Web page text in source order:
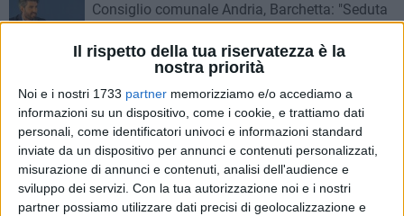
Il rispetto della tua riservatezza è la
nostra priorità
Noi e i nostri 1733 partner memorizziamo e/o accediamo a
informazioni su un dispositivo, come i cookie, e trattiamo dati
personali, come identificatori univoci e informazioni standard
inviate da un dispositivo per annunci e contenuti personalizzati,
misurazione di annunci e contenuti, analisi dell'audience e
sviluppo dei servizi. Con la tua autorizzazione noi e i nostri
partner possiamo utilizzare dati precisi di geolocalizzazione e
Consiglio comunale Andria, Barchetta: "Seduta
deserta, interessi ben lontani da quelli della
comunità"
ANDRIA - 19 FEBBRAIO 2026
Consiglio comunale Andria, Forza Italia:
"Assenza numero legale sintomo di scenario
deprimente"
ANDRIA - 18 FEBBRAIO 2026
Consiglio comunale di Andria, manca il
numero legale per la seduta